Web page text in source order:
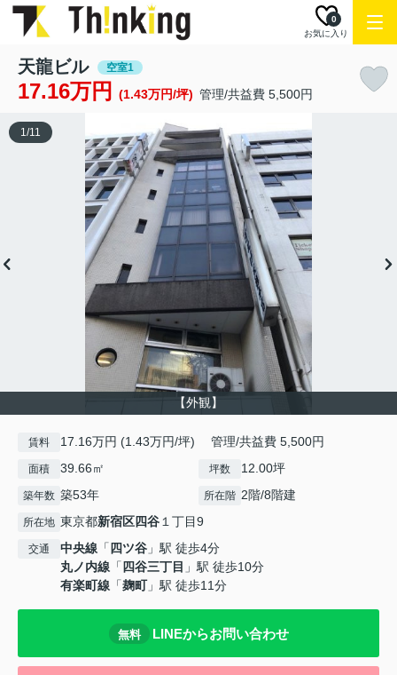
お気に入り
0
天龍ビル 空室1
17.16万円 (1.43万円/坪) 管理/共益費 5,500円
【外観】
1/11
賃料 17.16万円 (1.43万円/坪) 管理/共益費 5,500円
面積 39.66㎡ 坪数 12.00坪
築年数 築53年 所在階 2階/8階建
所在地 東京都新宿区四谷１丁目9
交通 中央線 「 四ツ谷 」駅 徒歩4分
丸ノ内線 「 四谷三丁目 」駅 徒歩10分
有楽町線 「麹町」駅 徒歩11分
無料 LINEからお問い合わせ